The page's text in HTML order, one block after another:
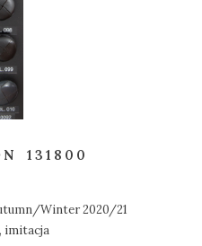
131800
Winter 2020/21
imitacja